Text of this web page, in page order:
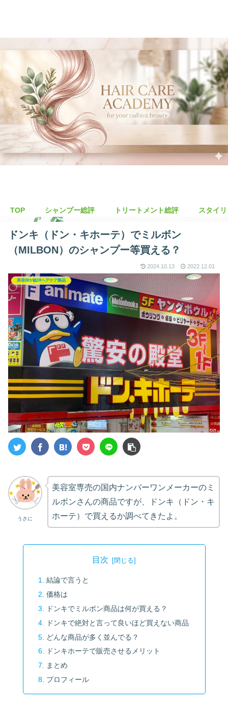
TOP シャンプー総評 トリートメント総評 スタイ
ドンキ（ドン・キホーテ）でミルボン
（MILBON）のシャンプー等買える？
2024.10.13 2022.12.01
美容師が総評ヘアケア製品
うさに
美容室専売の国内ナンバーワンメーカーのミ
ルボンさんの商品ですが、ドンキ（ドン・キ
ホーテ）で買えるか調べてきたよ。
目次
結論で言うと
価格は
ドンキでミルボン商品は何が買える？
ドンキで絶対と言って良いほど買えない商品
どんな商品が多く並んでる？
ドンキホーテで販売させるメリット
まとめ
プロフィール